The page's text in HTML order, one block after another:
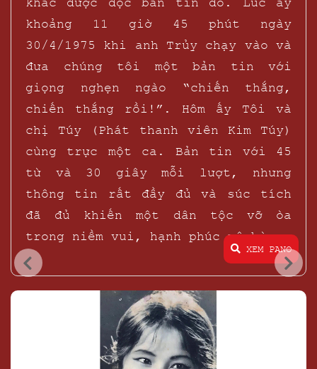
khắc được đọc bản tin đó. Lúc ấy
khoảng 11 giờ 45 phút ngày
30/4/1975 khi anh Trủy chạy vào và
đưa chúng tôi một bản tin với
giọng nghẹn ngào “chiến thắng,
chiến thắng rồi!”. Hôm ấy Tôi và
chị Túy (Phát thanh viên Kim Túy)
cùng trực một ca. Bản tin với 45
từ và 30 giây mỗi lượt, nhưng
thông tin rất đầy đủ và súc tích
đã đủ khiến một dân tộc vỡ òa
trong niềm vui, hạnh phúc vô bờ...
XEM PANO